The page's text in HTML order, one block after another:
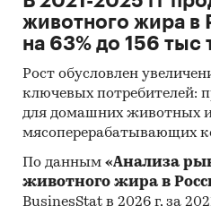
животного жира в
на 63% до 156 тыс
Рост обусловлен
ключевых потребителей:
для домашних животных
мясоперерабатывающих
По данным «Анализа
животного жира в
BusinesStat в 2026 г, за